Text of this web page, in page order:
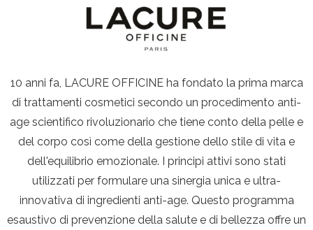
10 anni fa, LACURE OFFICINE ha fondato la prima marca
di trattamenti cosmetici secondo un procedimento anti-
age scientifico rivoluzionario che tiene conto della pelle e
del corpo così come della gestione dello stile di vita e
dell'equilibrio emozionale. I principi attivi sono stati
utilizzati per formulare una sinergia unica e ultra-
innovativa di ingredienti anti-age. Questo programma
esaustivo di prevenzione della salute e di bellezza offre un